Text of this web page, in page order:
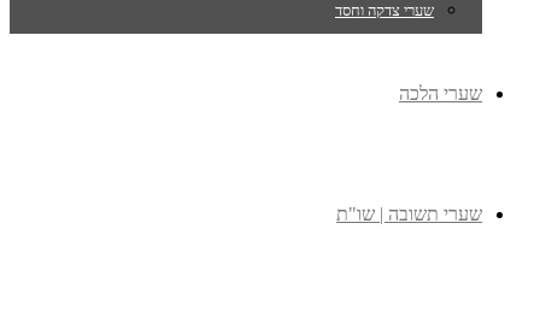
שערי צדקה וחסד
שערי הלכה
שערי תשובה | שו"ת